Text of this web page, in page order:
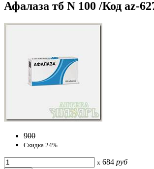
Афалаза тб N 100 /Код az-
900
Скидка 24%
x 684 руб